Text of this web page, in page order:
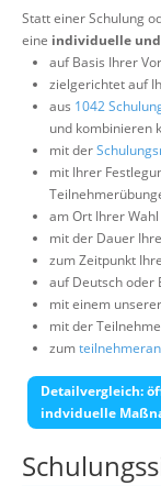
Statt einer Schulung
eine individuelle
auf Basis Ihrer
zielgerichtet auf
aus 1042
und kombinieren
mit der
mit Ihrer
am Ort Ihrer
mit der Dauer
zum Zeitpunkt
auf Deutsch oder
mit einem
mit der
zum
Detailvergleich:
indviduelle